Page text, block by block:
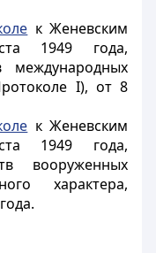
к Женевским
1949 года,
I), от 8
к Женевским
1949 года,
вооруженных
характера,